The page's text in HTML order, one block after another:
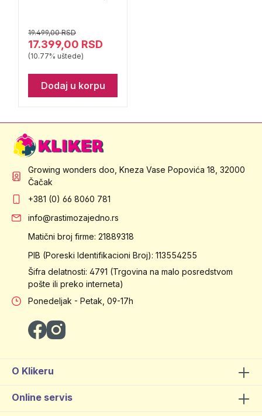
19.499,00 RSD
17.399,00 RSD
(10.77% uštede)
Dodaj u korpu
Growing wonders doo, Kneza Vase Popovića 18, 32000
Čačak
+381 (0) 66 8060 781
info@rastimozajedno.rs
Matični broj firme: 21889318
PIB (Poreski Identifikacioni Broj): 113554255
Šifra delatnosti: 4791 (Trgovina na malo posredstvom
pošte ili preko interneta)
Ponedeljak - Petak, 09-17h
O Klikeru
Online servis